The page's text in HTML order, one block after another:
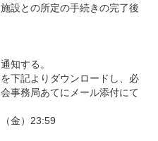
設との所定の手続きの完了後
知する。
下記よりダウンロードし、必
事務局あてにメール添付にて
金）23:59